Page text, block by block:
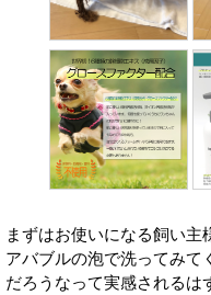
まずはお使いになる飼い
アバブルの泡で洗ってみて
だろうなって実感されるは